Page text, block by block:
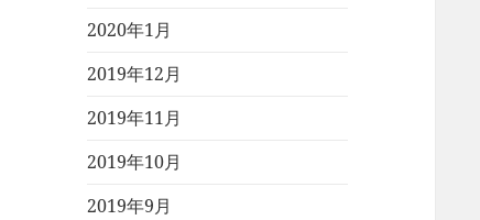
2020年1月
2019年12月
2019年11月
2019年10月
2019年9月